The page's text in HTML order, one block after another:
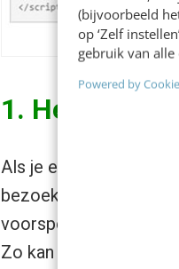
(bijvoorbeeld
op ‘Zelf
gebruik van alle
Powered by
1. Heatmaps
Als je een concept
bezoekers naar zullen
voorspelling, je kunt
Zo kan je een